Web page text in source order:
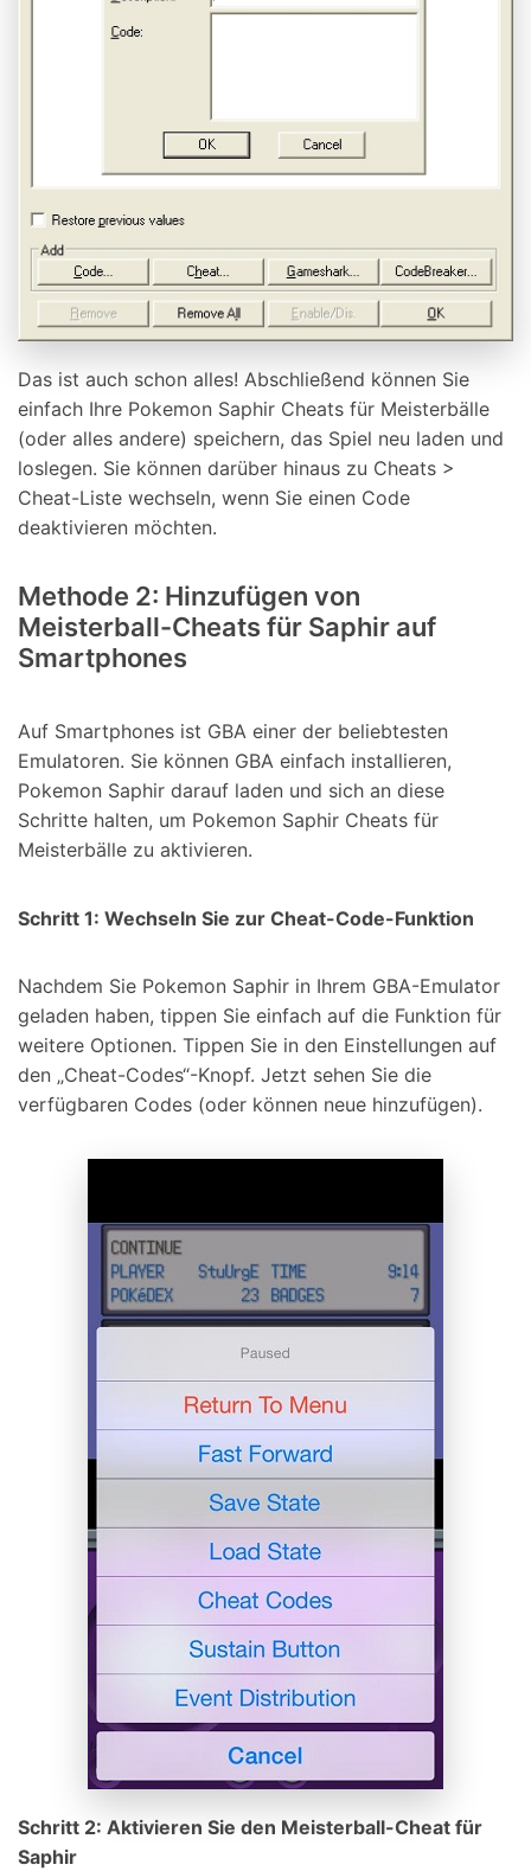
Das ist auch schon alles! Abschließend können Sie
einfach Ihre Pokemon Saphir Cheats für Meisterbälle
(oder alles andere) speichern, das Spiel neu laden und
loslegen. Sie können darüber hinaus zu Cheats >
Cheat-Liste wechseln, wenn Sie einen Code
deaktivieren möchten.
Methode 2: Hinzufügen von
Meisterball-Cheats für Saphir auf
Smartphones
Auf Smartphones ist GBA einer der beliebtesten
Emulatoren. Sie können GBA einfach installieren,
Pokemon Saphir darauf laden und sich an diese
Schritte halten, um Pokemon Saphir Cheats für
Meisterbälle zu aktivieren.
Schritt 1: Wechseln Sie zur Cheat-Code-Funktion
Nachdem Sie Pokemon Saphir in Ihrem GBA-Emulator
geladen haben, tippen Sie einfach auf die Funktion für
weitere Optionen. Tippen Sie in den Einstellungen auf
den „Cheat-Codes“-Knopf. Jetzt sehen Sie die
verfügbaren Codes (oder können neue hinzufügen).
Schritt 2: Aktivieren Sie den Meisterball-Cheat für
Saphir